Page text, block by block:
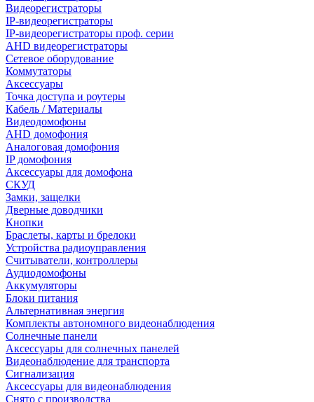
Видеорегистраторы
IP-видеорегистраторы
IP-видеорегистраторы проф. серии
AHD видеорегистраторы
Сетевое оборудование
Коммутаторы
Аксессуары
Точка доступа и роутеры
Кабель / Материалы
Видеодомофоны
AHD домофония
Аналоговая домофония
IP домофония
Аксессуары для домофона
СКУД
Замки, защелки
Дверные доводчики
Кнопки
Браслеты, карты и брелоки
Устройства радиоуправления
Считыватели, контроллеры
Аудиодомофоны
Аккумуляторы
Блоки питания
Альтернативная энергия
Комплекты автономного видеонаблюдения
Солнечные панели
Аксессуары для солнечных панелей
Видеонаблюдение для транспорта
Сигнализация
Аксессуары для видеонаблюдения
Снято с производства